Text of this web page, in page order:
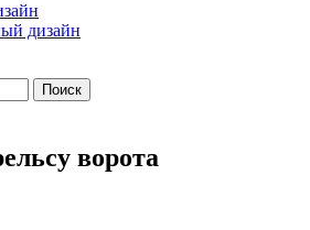
дизайн
ворота